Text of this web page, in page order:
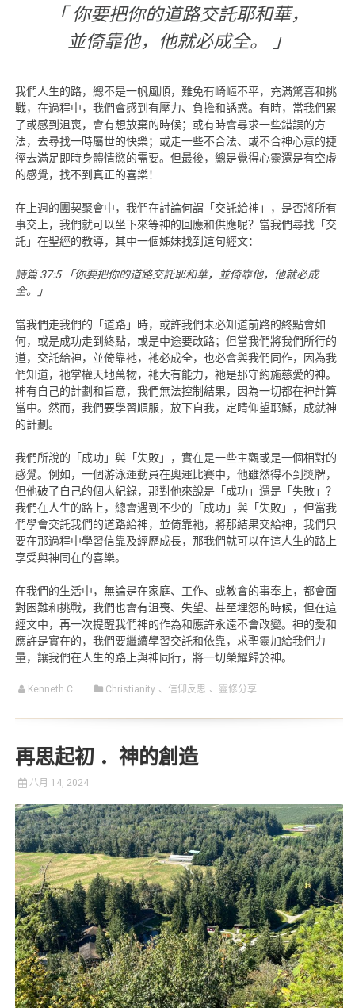
「 你要把你的道路交託耶和華，
並倚靠他，他就必成全。 」
我們人生的路，總不是一帆風順，難免有崎嶇不平，充滿驚喜和挑
戰，在過程中，我們會感到有壓力、負擔和誘惑。有時，當我們累
了或感到沮喪，會有想放棄的時候；或有時會尋求一些錯誤的方
法，去尋找一時屬世的快樂；或走一些不合法、或不合神心意的捷
徑去滿足即時身體情慾的需要。但最後，總是覺得心靈還是有空虛
的感覺，找不到真正的喜樂！
在上週的團契聚會中，我們在討論何謂「交託給神」，是否將所有
事交上，我們就可以坐下來等神的回應和供應呢？當我們尋找「交
託」在聖經的教導，其中一個姊妹找到這句經文：
詩篇 37:5 「你要把你的道路交託耶和華，並倚靠他，他就必成
全。」
當我們走我們的「道路」時，或許我們未必知道前路的終點會如
何，或是成功走到終點，或是中途要改路；但當我們將我們所行的
道，交託給神，並倚靠衪，衪必成全，也必會與我們同作，因為我
們知道，衪掌權天地萬物，衪大有能力，衪是那守約施慈愛的神。
神有自己的計劃和旨意，我們無法控制結果，因為一切都在神計算
當中。然而，我們要學習順服，放下自我，定睛仰望耶穌，成就神
的計劃。
我們所說的「成功」與「失敗」，實在是一些主觀或是一個相對的
感覺。例如，一個游泳運動員在奧運比賽中，他雖然得不到奬牌，
但他破了自己的個人紀錄，那對他來說是「成功」還是「失敗」？
我們在人生的路上，總會遇到不少的「成功」與「失敗」，但當我
們學會交託我們的道路給神，並倚靠衪，將那結果交給神，我們只
要在那過程中學習信靠及經歷成長，那我們就可以在這人生的路上
享受與神同在的喜樂。
在我們的生活中，無論是在家庭、工作、或教會的事奉上，都會面
對困難和挑戰，我們也會有沮喪、失望、甚至埋怨的時候，但在這
經文中，再一次提醒我們神的作為和應許永遠不會改變。神的愛和
應許是實在的，我們要繼續學習交託和依靠，求聖靈加給我們力
量，讓我們在人生的路上與神同行，將一切榮耀歸於神。
Kenneth C. Christianity 、信仰反思 、 靈修分享
再思起初 ．神的創造
八月 14, 2024